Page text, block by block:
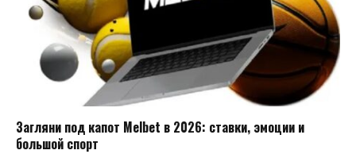
Загляни под капот Melbet в 2026: ставки, эмоции и
большой спорт